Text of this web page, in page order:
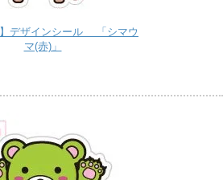
】デザインシール 「シマウ
マ(赤)」